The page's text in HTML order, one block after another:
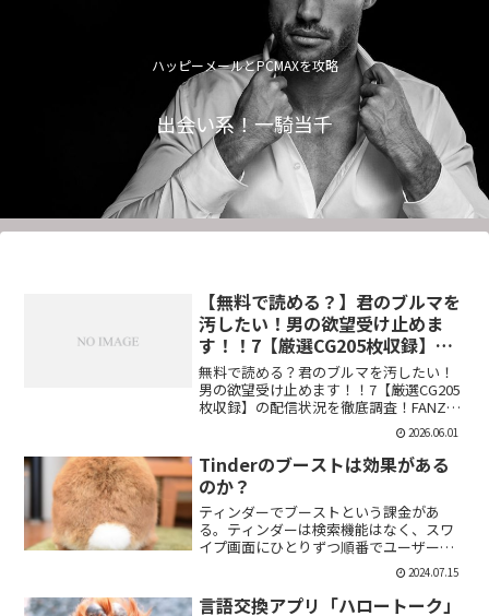
ハッピーメールとPCMAXを攻略
出会い系！一騎当千
【無料で読める？】君のブルマを
汚したい！男の欲望受け止めま
す！！7【厳選CG205枚収録】
【虚構クラブ】
無料で読める？君のブルマを汚したい！
男の欲望受け止めます！！7【厳選CG205
枚収録】の配信状況を徹底調査！FANZA
での販売形式やサンプル視聴、レビュー
評価もまとめています。今すぐチェッ
ク！【d_544876】
2026.06.01
Tinderのブーストは効果がある
のか？
ティンダーでブーストという課金があ
る。ティンダーは検索機能はなく、スワ
イプ画面にひとりずつ順番でユーザーが
表示される。その順番を優先して表示す
ることができる課金がブーストだ。ブー
スト1つ消費で30分間、ブースト2つ消費
2024.07.15
言語交換アプリ「ハロートーク」